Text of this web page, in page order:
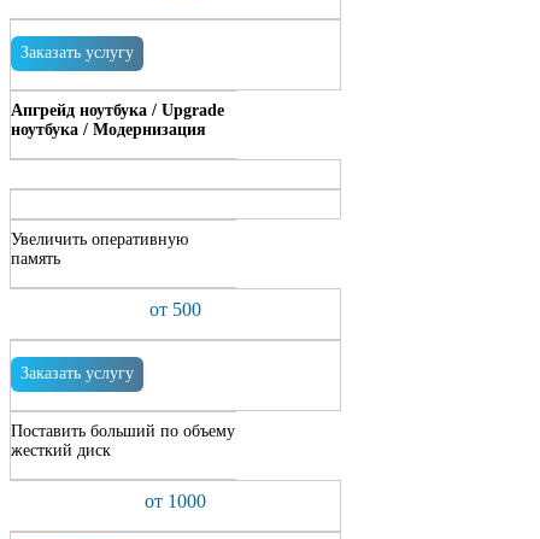
Заказать услугу
Апгрейд ноутбука / Upgrade
ноутбука / Модернизация
Увеличить оперативную
память
от 500
Заказать услугу
Поставить больший по объему
жесткий диск
от 1000